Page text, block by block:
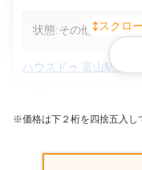
状態:その他
ハウスドゥ 富山駅北
富山県富山市松若町
スクロ
※価格は下２桁を四捨五入し